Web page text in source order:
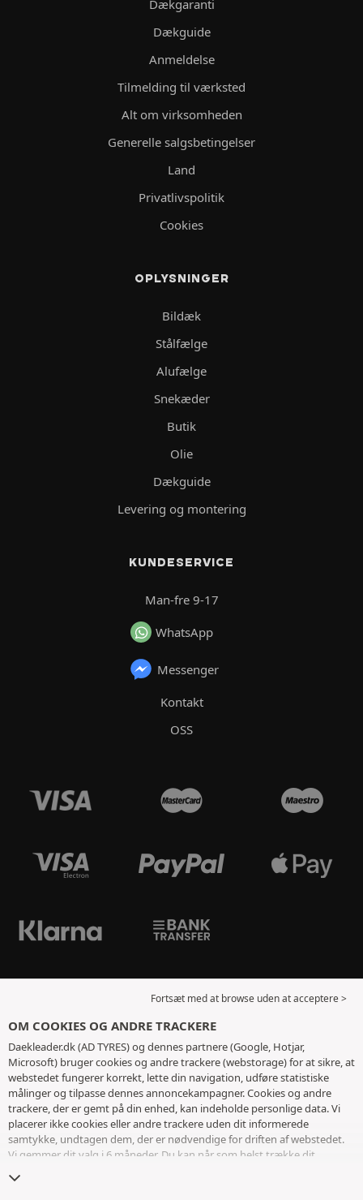
Dækgaranti
Dækguide
Anmeldelse
Tilmelding til værksted
Alt om virksomheden
Generelle salgsbetingelser
Land
Privatlivspolitik
Cookies
OPLYSNINGER
Bildæk
Stålfælge
Alufælge
Snekæder
Butik
Olie
Dækguide
Levering og montering
KUNDESERVICE
Man-fre 9-17
WhatsApp
Messenger
Kontakt
OSS
Fortsæt med at browse uden at acceptere >
OM COOKIES OG ANDRE TRACKERE
Daekleader.dk (AD TYRES) og dennes partnere (Google, Hotjar,
Microsoft) bruger cookies og andre trackere (webstorage) for at sikre, at
webstedet fungerer korrekt, lette din navigation, udføre statistiske
målinger og tilpasse dennes annoncekampagner. Cookies og andre
trackere, der er gemt på din enhed, kan indeholde personlige data. Vi
placerer ikke cookies eller andre trackere uden dit informerede
samtykke, undtagen dem, der er nødvendige for driften af ​​webstedet.
Vi gemmer dit valg i 6 måneder. Du kan når som helst trække dit
kan vælge at fortsætte med at browse uden at acceptere deponering af